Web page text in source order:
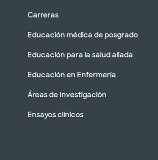
Carreras
Educación médica de posgrado
Educación para la salud aliada
Educación en Enfermería
Áreas de Investigación
Ensayos clínicos